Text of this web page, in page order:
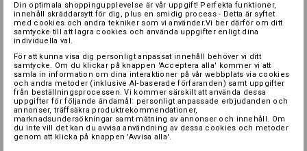
Din optimala shoppingupplevelse är vår uppgift! Perfekta funktioner,
innehåll skräddarsytt för dig, plus en smidig process - Detta är syftet
med cookies och andra tekniker som vi använder.Vi ber därför om ditt
samtycke till att lagra cookies och använda uppgifter enligt dina
individuella val.
För att kunna visa dig personligt anpassat innehåll behöver vi ditt
samtycke. Om du klickar på knappen 'Acceptera alla' kommer vi att
samla in information om dina interaktioner på vår webbplats via cookies
och andra metoder (inklusive AI‑baserade förfaranden) samt uppgifter
från beställningsprocessen. Vi kommer särskilt att använda dessa
uppgifter för följande ändamål: personligt anpassade erbjudanden och
annonser, träffsäkra produktrekommendationer,
marknadsundersökningar samt mätning av annonser och innehåll. Om
du inte vill det kan du avvisa användning av dessa cookies och metoder
genom att klicka på knappen 'Avvisa alla'.